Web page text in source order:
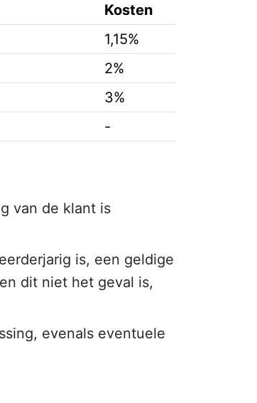
Kosten
1,15%
2%
3%
-
van de klant is
is, een geldige
dit niet het geval is,
evenals eventuele